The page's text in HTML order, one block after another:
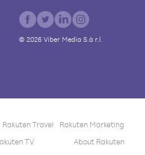
© 2026Viber Media S.à r.l.
Rakuten Travel
Rakuten Marketing
TV About Rakuten